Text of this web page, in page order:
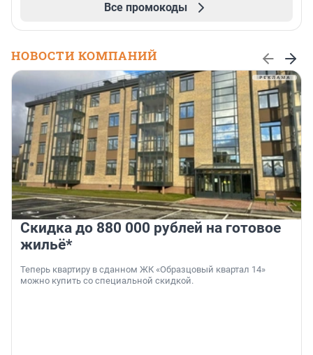
Все промокоды
НОВОСТИ КОМПАНИЙ
Скидка до 880 000 рублей на готовое
жильё*
Теперь квартиру в сданном ЖК «Образцовый квартал 14»
можно купить со специальной скидкой.